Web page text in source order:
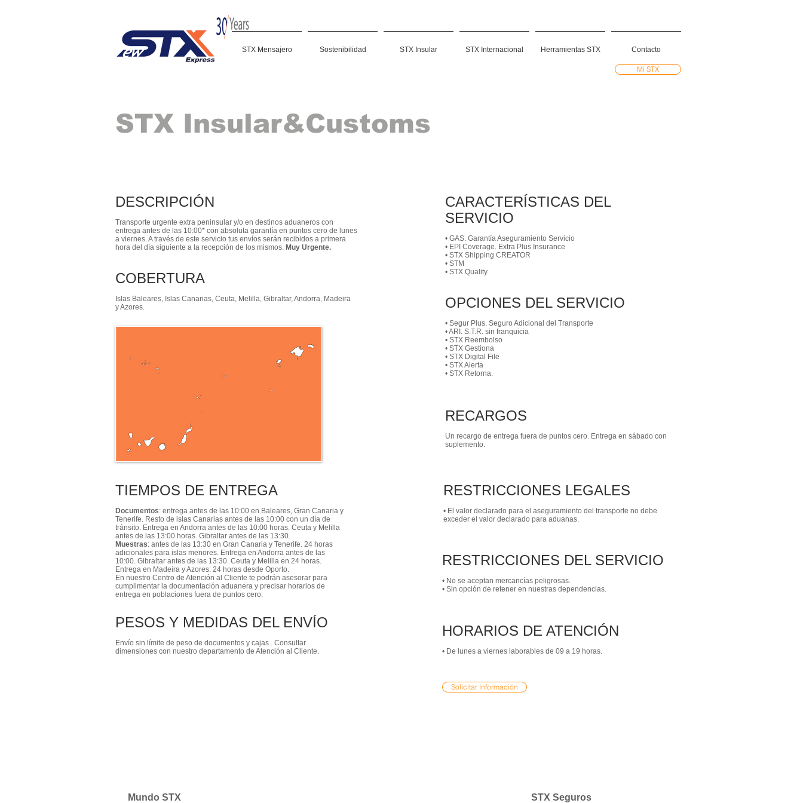
STX Mensajero Sostenibilidad STX Insular STX Internacional Herramientas STX Contacto
Mi STX
DESCRIPCIÓN
Transporte urgente extra peninsular y/o en destinos aduaneros con
entrega antes de las 10:00* con absoluta garantía en puntos cero de lunes
a viernes. A través de este servicio tus envíos serán recibidos a primera
hora del día siguiente a la recepción de los mismos. Muy Urgente.
COBERTURA
Islas Baleares, Islas Canarias, Ceuta, Melilla, Gibraltar, Andorra, Madeira
y Azores.
TIEMPOS DE ENTREGA
Documentos: entrega antes de las 10:00 en Baleares, Gran Canaria y
Tenerife. Resto de islas Canarias antes de las 10:00 con un día de
tránsito. Entrega en Andorra antes de las 10:00 horas. Ceuta y Melilla
antes de las 13:00 horas. Gibraltar antes de las 13:30.
Muestras: antes de las 13:30 en Gran Canaria y Tenerife. 24 horas
adicionales para islas menores. Entrega en Andorra antes de las
10:00. Gibraltar antes de las 13:30. Ceuta y Melilla en 24 horas.
Entrega en Madeira y Azores: 24 horas desde Oporto.
En nuestro Centro de Atención al Cliente te podrán asesorar para
cumplimentar la documentación aduanera y precisar horarios de
entrega en poblaciones fuera de puntos cero.
PESOS Y MEDIDAS DEL ENVÍO
Envío sin límite de peso de documentos y cajas . Consultar
dimensiones con nuestro departamento de Atención al Cliente.
CARACTERÍSTICAS DEL
SERVICIO
• GAS. Garantía Aseguramiento Servicio
• EPI Coverage. Extra Plus Insurance
• STX Shipping CREATOR
• STM
• STX Quality.
OPCIONES DEL SERVICIO
• Segur Plus. Seguro Adicional del Transporte
• ARI. S.T.R. sin franquicia
• STX Reembolso
• STX Gestiona
• STX Digital File
• STX Alerta
• STX Retorna.
RECARGOS
Un recargo de entrega fuera de puntos cero. Entrega en sábado con
suplemento.
RESTRICCIONES LEGALES
• El valor declarado para el aseguramiento del transporte no debe
exceder el valor declarado para aduanas.
RESTRICCIONES DEL SERVICIO
• No se aceptan mercancías peligrosas.
• Sin opción de retener en nuestras dependencias.
HORARIOS DE ATENCIÓN
• De lunes a viernes laborables de 09 a 19 horas.
Solicitar Información
STX Insular&Customs
Mundo STX STX Seguros